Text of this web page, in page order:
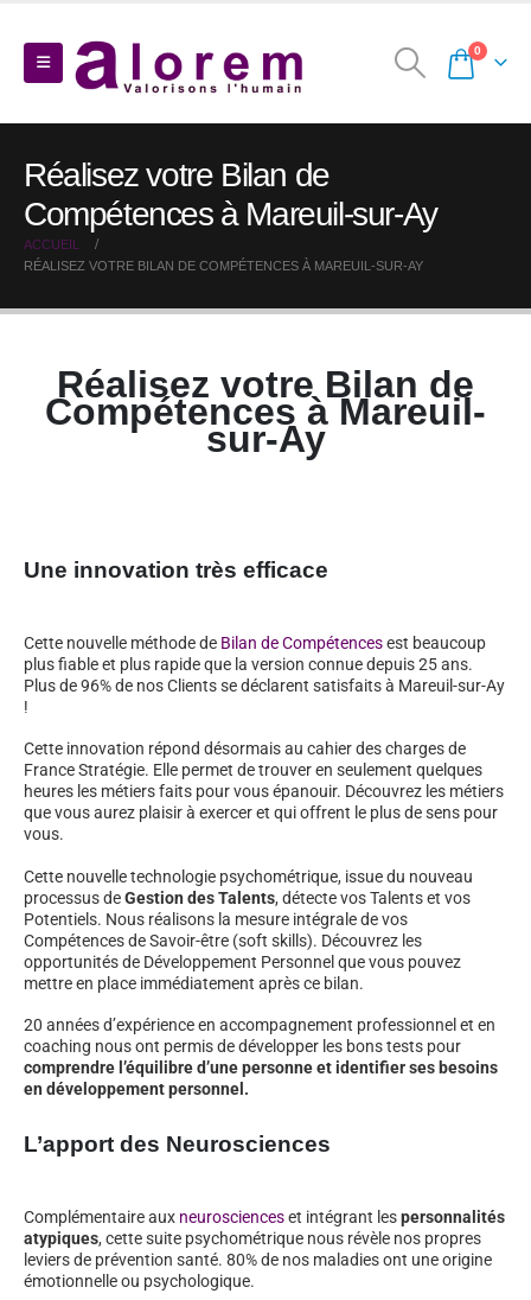
0
Réalisez votre Bilan de
Compétences à Mareuil-sur-Ay
ACCUEIL
RÉALISEZ VOTRE BILAN DE COMPÉTENCES À MAREUIL-SUR-AY
Réalisez votre Bilan de
Compétences à Mareuil-
sur-Ay
Une innovation très efficace
Cette nouvelle méthode de Bilan de Compétencesest beaucoup
plus fiable et plus rapide que la version connue depuis 25 ans.
Plus de 96% de nos Clients se déclarent satisfaits à Mareuil-sur-Ay
!
Cette innovation répond désormais au cahier des charges de
France Stratégie. Elle permet de trouver en seulement quelques
heures les métiers faits pour vous épanouir. Découvrez les métiers
que vous aurez plaisir à exercer et qui offrent le plus de sens pour
vous.
Cette nouvelle technologie psychométrique, issue du nouveau
processus deGestion des Talents, détecte vos Talents et vos
Potentiels. Nous réalisons la mesure intégrale de vos
Compétences de Savoir-être (soft skills). Découvrez les
opportunités de Développement Personnel que vous pouvez
mettre en place immédiatement après ce bilan.
20 années d’expérience en accompagnement professionnel et en
coaching nous ont permis de développer les bons tests pour
comprendre l’équilibre d’une personne et identifier ses besoins
en développement personnel.
L’apport des Neurosciences
Complémentaire aux neuroscienceset intégrant lespersonnalités
atypiques, cette suite psychométrique nous révèle nos propres
leviers de prévention santé. 80% de nos maladies ont une origine
émotionnelle ou psychologique.